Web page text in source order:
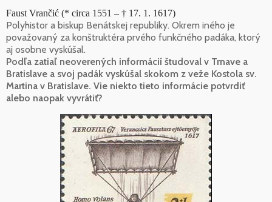
Faust Vrančić (* circa 1551 – † 17. 1. 1617)
Polyhistor a biskup Benátskej republiky. Okrem iného je
považovaný za konštruktéra prvého funkčného padáka, ktorý
aj osobne vyskúšal.
Podľa zatiaľ neoverených informácií študoval v Trnave a
Bratislave a svoj padák vyskúšal skokom z veže Kostola sv.
Martina v Bratislave. Vie niekto tieto informácie potvrdiť
alebo naopak vyvrátiť?